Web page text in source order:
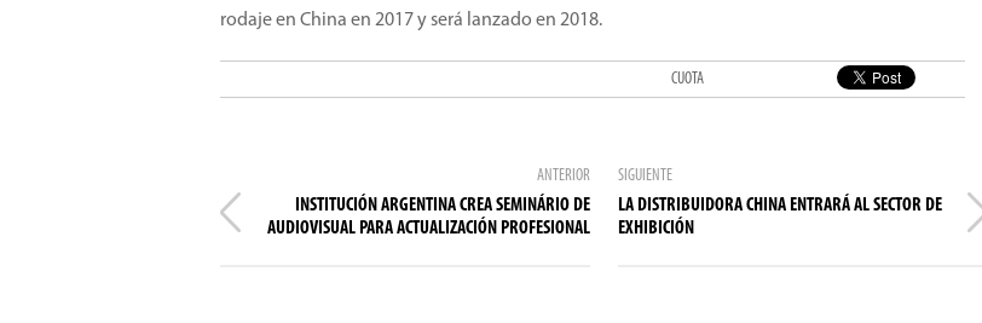
rodaje en China en 2017 y será lanzado en 2018.
CUOTA
ANTERIOR
INSTITUCIÓN ARGENTINA CREA SEMINÁRIO DE
AUDIOVISUAL PARA ACTUALIZACIÓN PROFESIONAL
SIGUIENTE
LA DISTRIBUIDORA CHINA ENTRARÁ AL SECTOR DE
EXHIBICIÓN